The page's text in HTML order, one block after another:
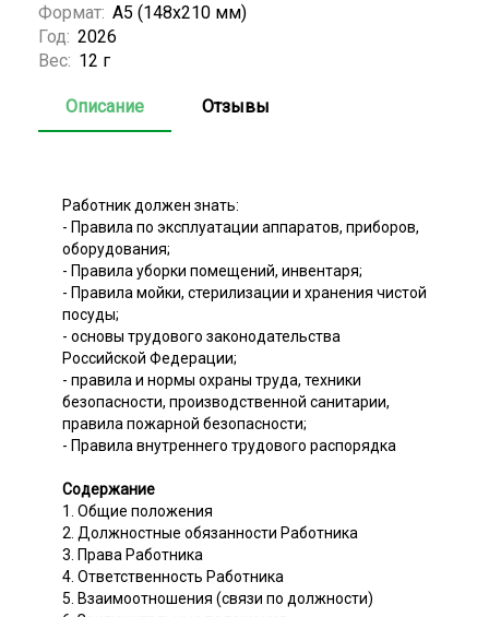
Формат: А5 (148x210 мм)
Год: 2026
Вес: 12 г
Описание Отзывы
Работник должен знать:
- Правила по эксплуатации аппаратов, приборов,
оборудования;
- Правила уборки помещений, инвентаря;
- Правила мойки, стерилизации и хранения чистой
посуды;
- основы трудового законодательства
Российской Федерации;
- правила и нормы охраны труда, техники
безопасности, производственной санитарии,
правила пожарной безопасности;
- Правила внутреннего трудового распорядка
Содержание
1. Общие положения
2. Должностные обязанности Работника
3. Права Работника
4. Ответственность Работника
5. Взаимоотношения (связи по должности)